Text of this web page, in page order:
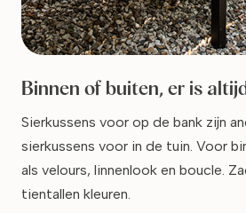
Binnen of buiten, er is
Sierkussens voor op de bank zijn
sierkussens voor in de tuin. Voor
als velours, linnenlook en boucle.
tientallen kleuren.